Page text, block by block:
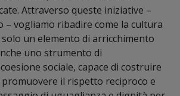
Attraverso queste iniziative –
– vogliamo ribadire come la cultura
un elemento di arricchimento
uno strumento di
sociale, capace di costruire
promuovere il rispetto reciproco e